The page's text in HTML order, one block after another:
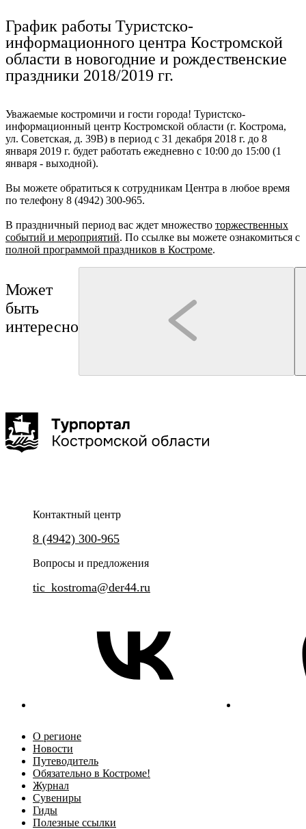
Ru
График работы Туристско-
информационного центра Костромской
области в новогодние и рождественские
праздники 2018/2019 гг.
Уважаемые костромичи и гости города! Туристско-
информационный центр Костромской области (г. Кострома,
ул. Советская, д. 39В) в период с 31 декабря 2018 г. до 8
января 2019 г. будет работать ежедневно с 10:00 до 15:00 (1
января - выходной).
Вы можете обратиться к сотрудникам Центра в любое время
по телефону 8 (4942) 300-965.
В праздничный период вас ждет множество торжественных
событий и мероприятий. По ссылке вы можете ознакомиться с
полной программой праздников в Костроме.
Может
быть
интересно
обзорная экскурсия по историческому центру
Костромы
Групповая сборная экскурсия по центру Костромы.
Контактный центр
8 (4942) 300-965
Вопросы и предложения
tic_kostroma@der44.ru
О регионе
Новости
Путеводитель
Обязательно в Костроме!
Журнал
Сувениры
Гиды
Полезные ссылки